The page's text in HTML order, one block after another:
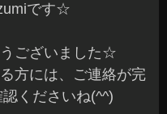
です☆
ございました☆
方には、ご連絡が完
くださいね(^^)